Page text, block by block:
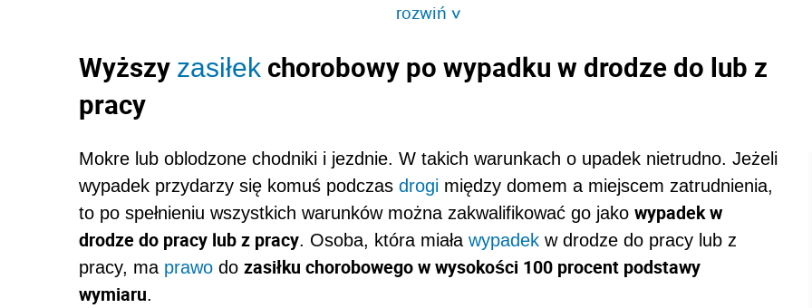
rozwiń>
Wyższy zasiłek chorobowy po wypadku w drodze do lub z
pracy
Mokre lub oblodzone chodniki i jezdnie. W takich warunkach o upadek nietrudno. Jeżeli
wypadek przydarzy się komuś podczas drogi między domem a miejscem zatrudnienia,
to po spełnieniu wszystkich warunków można zakwalifikować go jako wypadek w
drodze do pracy lub z pracy. Osoba, która miała wypadek w drodze do pracy lub z
pracy, ma prawo do zasiłku chorobowego w wysokości 100 procent podstawy
wymiaru.